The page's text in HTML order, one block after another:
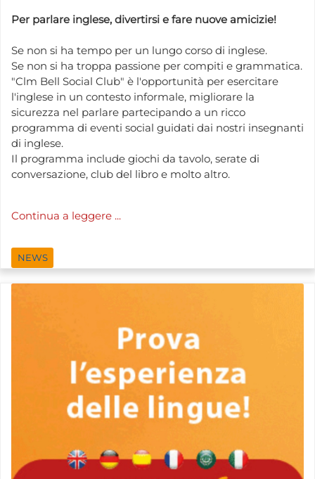
Per parlare inglese, divertirsi e fare nuove amicizie!
Se non si ha tempo per un lungo corso di inglese.
Se non si ha troppa passione per compiti e grammatica.
"Clm Bell Social Club" è l'opportunità per esercitare
l'inglese in un contesto informale, migliorare la
sicurezza nel parlare partecipando a un ricco
programma di eventi social guidati dai nostri insegnanti
di inglese.
Il programma include giochi da tavolo, serate di
conversazione, club del libro e molto altro.
Continua a leggere ...
NEWS